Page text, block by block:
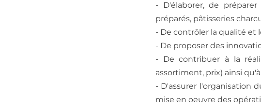
- D'élaborer, de
préparés, pâtisseries
- De contrôler la qualité et
- De proposer des
- De contribuer à la
assortiment, prix) ainsi
- D'assurer l'organisation
mise en oeuvre des